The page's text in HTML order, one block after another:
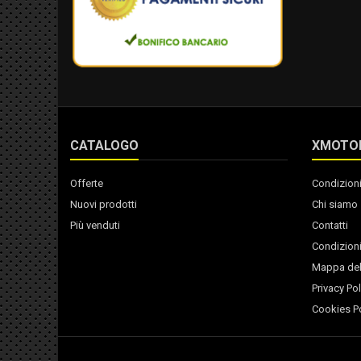
CATALOGO
Offerte
Nuovi prodotti
Più venduti
Chi siamo
Contatti
Mappa
Privacy
Cookies